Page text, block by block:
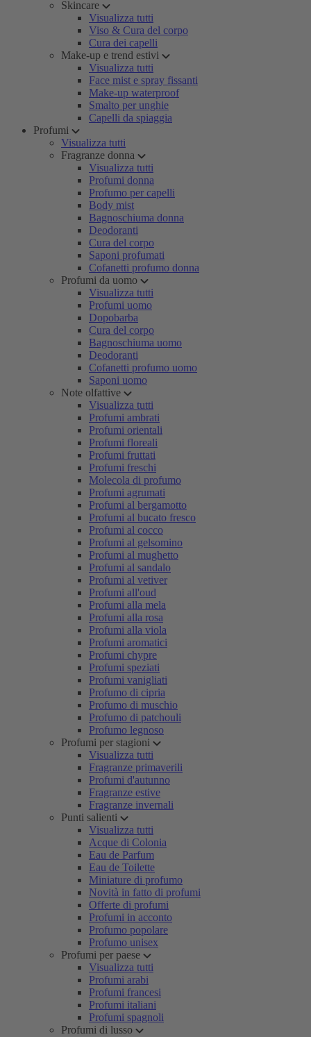
Skincare
Visualizza tutti
Viso & Cura del corpo
Cura dei capelli
Make-up e trend estivi
Visualizza tutti
Face mist e spray fissanti
Make-up waterproof
Smalto per unghie
Capelli da spiaggia
Profumi
Visualizza tutti
Fragranze donna
Visualizza tutti
Profumi donna
Profumo per capelli
Body mist
Bagnoschiuma donna
Deodoranti
Cura del corpo
Saponi profumati
Cofanetti profumo donna
Profumi da uomo
Visualizza tutti
Profumi uomo
Dopobarba
Cura del corpo
Bagnoschiuma uomo
Deodoranti
Cofanetti profumo uomo
Saponi uomo
Note olfattive
Visualizza tutti
Profumi ambrati
Profumi orientali
Profumi floreali
Profumi fruttati
Profumi freschi
Molecola di profumo
Profumi agrumati
Profumi al bergamotto
Profumi al bucato fresco
Profumi al cocco
Profumi al gelsomino
Profumi al mughetto
Profumi al sandalo
Profumi al vetiver
Profumi all'oud
Profumi alla mela
Profumi alla rosa
Profumi alla viola
Profumi aromatici
Profumi chypre
Profumi speziati
Profumi vanigliati
Profumo di cipria
Profumo di muschio
Profumo di patchouli
Profumo legnoso
Profumi per stagioni
Visualizza tutti
Fragranze primaverili
Profumi d'autunno
Fragranze estive
Fragranze invernali
Punti salienti
Visualizza tutti
Acque di Colonia
Eau de Parfum
Eau de Toilette
Miniature di profumo
Novità in fatto di profumi
Offerte di profumi
Profumi in acconto
Profumo popolare
Profumo unisex
Profumi per paese
Visualizza tutti
Profumi arabi
Profumi francesi
Profumi italiani
Profumi spagnoli
Profumi di lusso